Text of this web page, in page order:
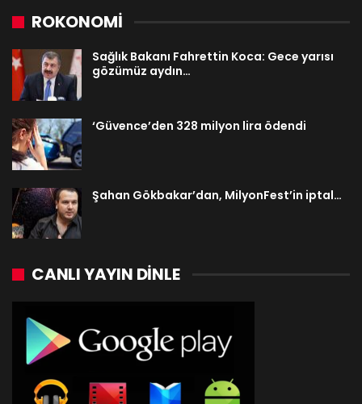
ROKONOMİ
Sağlık Bakanı Fahrettin Koca: Gece yarısı
gözümüz aydın…
‘Güvence’den 328 milyon lira ödendi
Şahan Gökbakar’dan, MilyonFest’in iptal…
CANLI YAYIN DINLE